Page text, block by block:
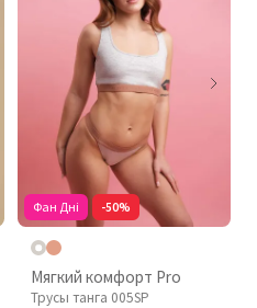
Фан Дні -50%
Мягкий комфорт Pro
Трусы танга 005SP